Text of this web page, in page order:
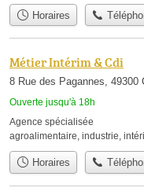
Horaires
Métier Intérim & Cdi
8 Rue des Pagannes, 49300
Ouverte jusqu'à 18h
Agence spécialisée
agroalimentaire, industrie,
Horaires